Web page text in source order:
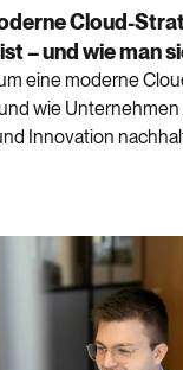
Cloud-
– und wie man
eine moderne
wie Unternehmen
Innovation